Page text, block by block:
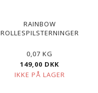
RAINBOW
ROLLESPILSTERNINGER
0,07 KG
149,00 DKK
IKKE PÅ LAGER